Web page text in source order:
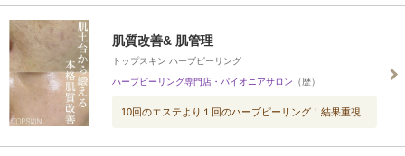
肌質改善& 肌管理
トップスキン ハーブピーリング
ハーブピーリング専門店・パイオニアサロン （歴）
10回のエステより１回のハーブピーリング！結果重視